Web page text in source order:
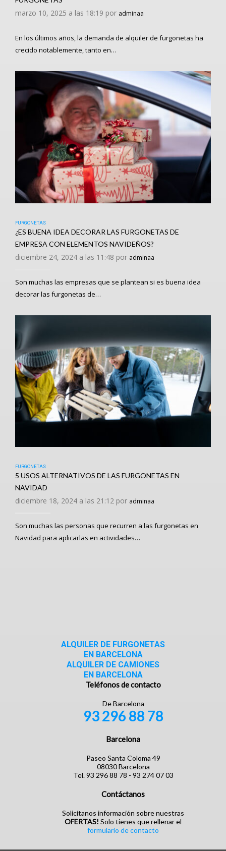
marzo 10, 2025 a las 18:19 por adminaa
En los últimos años, la demanda de alquiler de furgonetas ha
crecido notablemente, tanto en…
FURGONETAS
¿ES BUENA IDEA DECORAR LAS FURGONETAS DE
EMPRESA CON ELEMENTOS NAVIDEÑOS?
diciembre 24, 2024 a las 11:48 por adminaa
Son muchas las empresas que se plantean si es buena idea
decorar las furgonetas de…
FURGONETAS
5 USOS ALTERNATIVOS DE LAS FURGONETAS EN
NAVIDAD
diciembre 18, 2024 a las 21:12 por adminaa
Son muchas las personas que recurren a las furgonetas en
Navidad para aplicarlas en actividades…
ALQUILER DE FURGONETAS
EN BARCELONA
ALQUILER DE CAMIONES
EN BARCELONA
Teléfonos de contacto
De Barcelona
93 296 88 78
Barcelona
Paseo Santa Coloma 49
08030 Barcelona
Tel. 93 296 88 78 - 93 274 07 03
Contáctanos
Solicítanos información sobre nuestras
OFERTAS! Solo tienes que rellenar el
formulario de contacto